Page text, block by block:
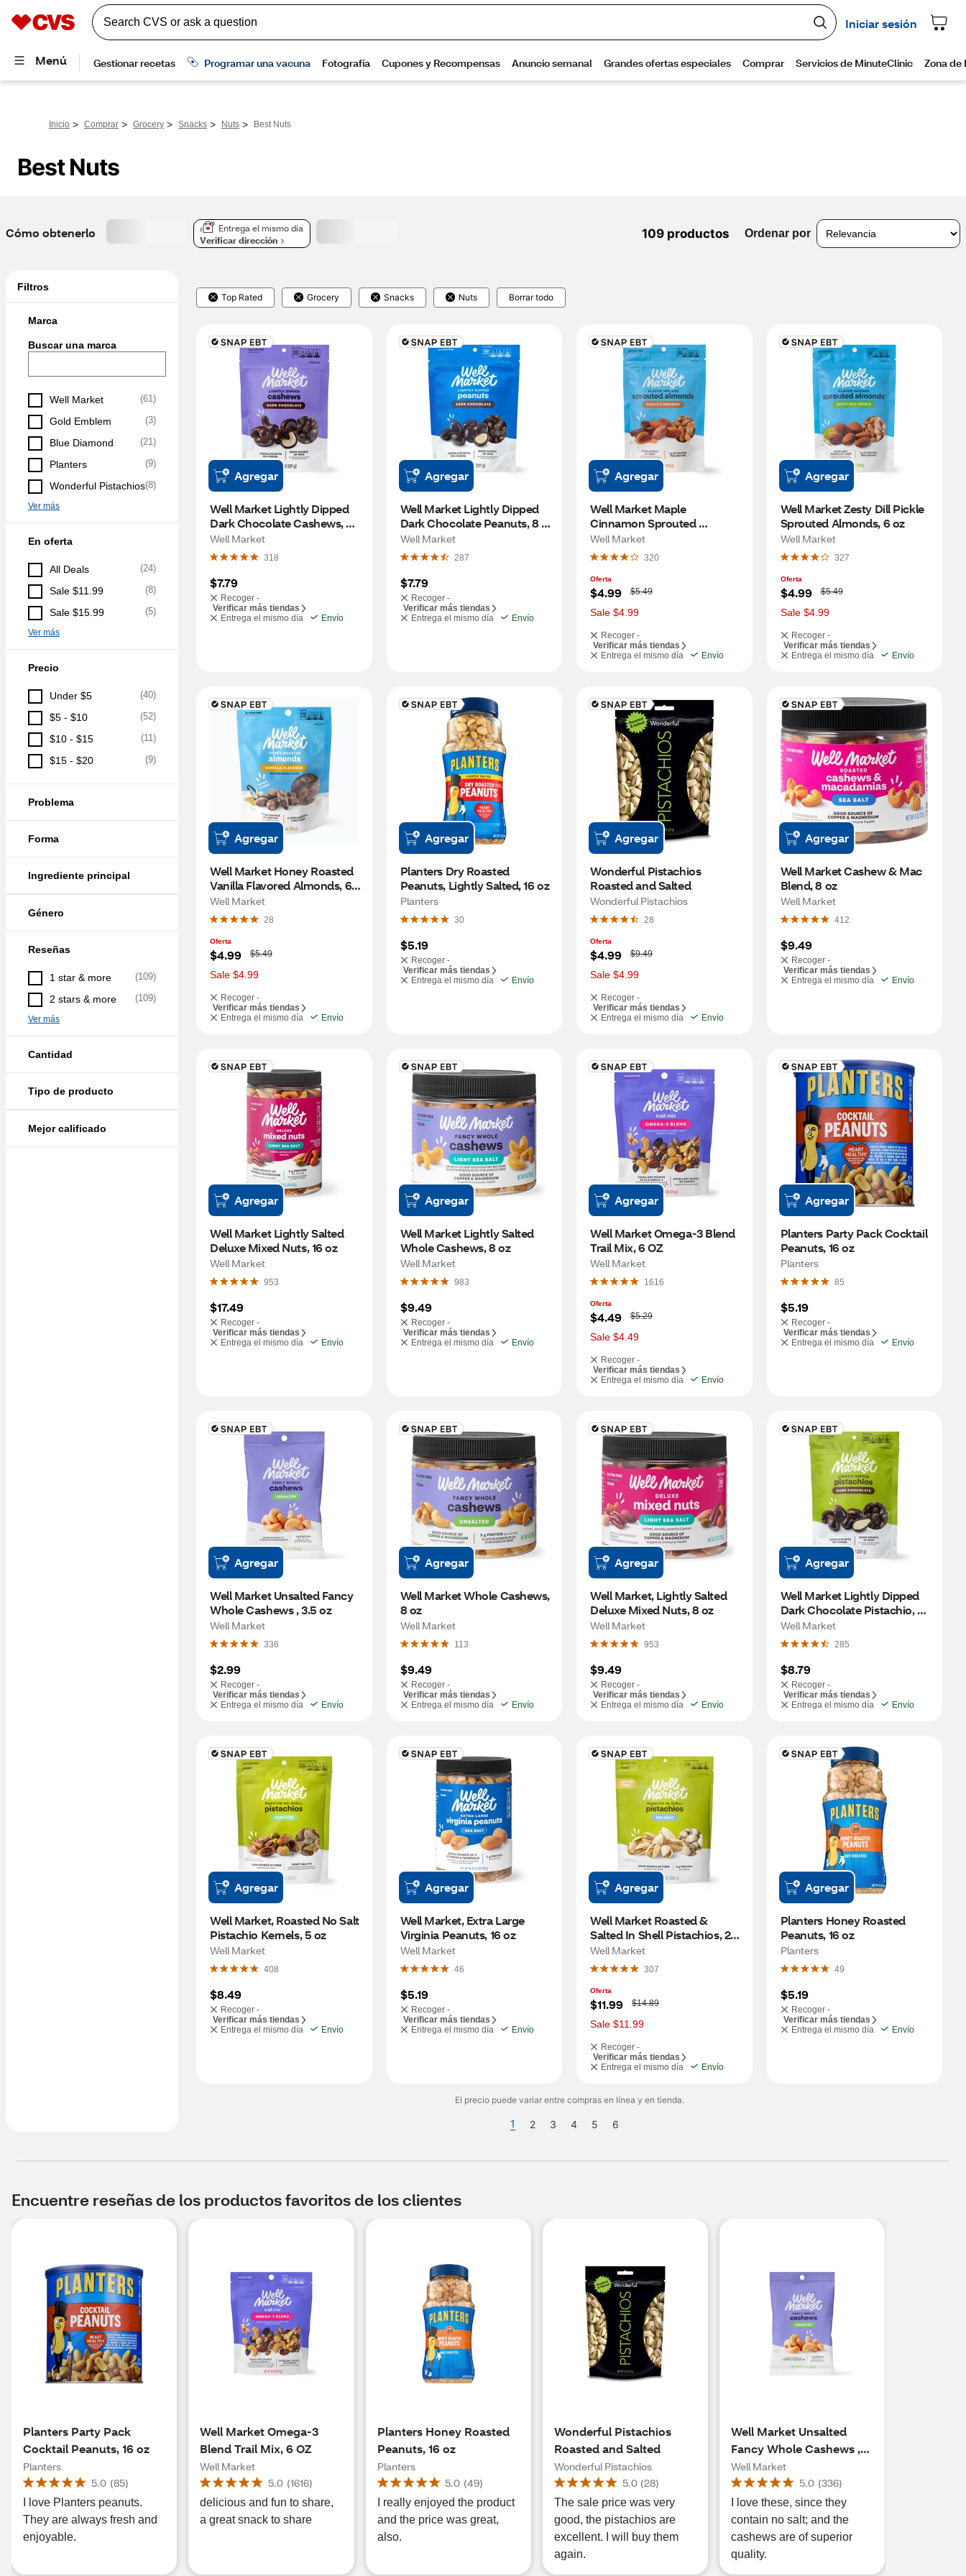
Inicio > Comprar > Grocery > Snacks > Nuts > Best Nuts
Best Nuts
Cómo obtenerlo
Entrega el mismo día
Verificar dirección
109 productos Ordenar por
Filtros
Marca
Buscar una marca
Well Market (61)
Gold Emblem (3)
Blue Diamond (21)
Planters (9)
Wonderful Pistachios(8)
Ver más
En oferta
All Deals (24)
Sale $11.99 (8)
Sale $15.99 (5)
Ver más
Precio
Under $5 (40)
$5 - $10 (52)
$10 - $15 (11)
$15 - $20 (9)
Problema
Forma
Ingrediente principal
Género
Reseñas
1 star & more (109)
2 stars & more (109)
Ver más
Cantidad
Tipo de producto
Mejor calificado
Top Rated Grocery Snacks Nuts Borrar todo
Agregar
Well Market Lightly Dipped
Dark Chocolate Cashews, 8
oz
Well Market
318
$7.79
Recoger -
Verificar más tiendas
Entrega el mismo día
Envío
Agregar
Well Market Lightly Dipped
Dark Chocolate Peanuts, 8
oz
Well Market
287
$7.79
Recoger -
Verificar más tiendas
Entrega el mismo día
Envío
Agregar
Well Market Maple
Cinnamon Sprouted
Almonds, 6 oz
Well Market
320
Oferta
$4.99
W
a
s
$5.49
Sale $4.99
Recoger -
Verificar más tiendas
Entrega el mismo día
Envío
Agregar
Well Market Zesty Dill Pickle
Sprouted Almonds, 6 oz
Well Market
327
Oferta
$4.99
W
a
s
$5.49
Sale $4.99
Recoger -
Verificar más tiendas
Entrega el mismo día
Envío
Agregar
Well Market Honey Roasted
Vanilla Flavored Almonds, 6
OZ
Well Market
28
Oferta
$4.99
W
a
s
$5.49
Sale $4.99
Recoger -
Verificar más tiendas
Entrega el mismo día
Envío
Agregar
Planters Dry Roasted
Peanuts, Lightly Salted, 16 oz
Planters
30
$5.19
Recoger -
Verificar más tiendas
Entrega el mismo día
Envío
Agregar
Wonderful Pistachios
Roasted and Salted
Wonderful Pistachios
28
Oferta
$4.99
W
a
s
$9.49
Sale $4.99
Recoger -
Verificar más tiendas
Entrega el mismo día
Envío
Agregar
Well Market Cashew & Mac
Blend, 8 oz
Well Market
412
$9.49
Recoger -
Verificar más tiendas
Entrega el mismo día
Envío
Agregar
Well Market Lightly Salted
Deluxe Mixed Nuts, 16 oz
Well Market
953
$17.49
Recoger -
Verificar más tiendas
Entrega el mismo día
Envío
Agregar
Well Market Lightly Salted
Whole Cashews, 8 oz
Well Market
983
$9.49
Recoger -
Verificar más tiendas
Entrega el mismo día
Envío
Agregar
Well Market Omega-3 Blend
Trail Mix, 6 OZ
Well Market
1616
Oferta
$4.49
W
a
s
$5.29
Sale $4.49
Recoger -
Verificar más tiendas
Entrega el mismo día
Envío
Agregar
Planters Party Pack Cocktail
Peanuts, 16 oz
Planters
85
$5.19
Recoger -
Verificar más tiendas
Entrega el mismo día
Envío
Agregar
Well Market Unsalted Fancy
Whole Cashews , 3.5 oz
Well Market
336
$2.99
Recoger -
Verificar más tiendas
Entrega el mismo día
Envío
Agregar
Well Market Whole Cashews,
8 oz
Well Market
113
$9.49
Recoger -
Verificar más tiendas
Entrega el mismo día
Envío
Agregar
Well Market, Lightly Salted
Deluxe Mixed Nuts, 8 oz
Well Market
953
$9.49
Recoger -
Verificar más tiendas
Entrega el mismo día
Envío
Agregar
Well Market Lightly Dipped
Dark Chocolate Pistachio, 8
oz
Well Market
285
$8.79
Recoger -
Verificar más tiendas
Entrega el mismo día
Envío
Agregar
Well Market, Roasted No Salt
Pistachio Kernels, 5 oz
Well Market
408
$8.49
Recoger -
Verificar más tiendas
Entrega el mismo día
Envío
Agregar
Well Market, Extra Large
Virginia Peanuts, 16 oz
Well Market
46
$5.19
Recoger -
Verificar más tiendas
Entrega el mismo día
Envío
Agregar
Well Market Roasted &
Salted In Shell Pistachios, 24
oz
Well Market
307
Oferta
$11.99
W
a
s
$14.89
Sale $11.99
Recoger -
Verificar más tiendas
Entrega el mismo día
Envío
Agregar
Planters Honey Roasted
Peanuts, 16 oz
Planters
49
$5.19
Recoger -
Verificar más tiendas
Entrega el mismo día
Envío
El precio puede variar entre compras en línea y en tienda.
1 2 3 4 5 6
Encuentre reseñas de los productos favoritos de los clientes
Planters Party Pack
Cocktail Peanuts, 16 oz
Planters
5.0 (85)
I love Planters peanuts.
They are always fresh and
enjoyable.
Well Market Omega-3
Blend Trail Mix, 6 OZ
Well Market
5.0 (1616)
delicious and fun to share,
a great snack to share
Planters Honey Roasted
Peanuts, 16 oz
Planters
5.0 (49)
I really enjoyed the product
and the price was great,
also.
Wonderful Pistachios
Roasted and Salted
Wonderful Pistachios
5.0 (28)
The sale price was very
good, the pistachios are
excellent. I will buy them
again.
Well Market Unsalted
Fancy Whole Cashews ,
3.5 oz
Well Market
5.0 (336)
I love these, since they
contain no salt; and the
cashews are of superior
quality.